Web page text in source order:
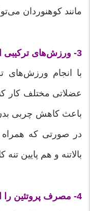
مانند کوهنوردان
3- ورزش‌های ترکیبی انجام دهید
با انجام ورزش‌های
عضلاتی مختلف کار
باعث کاهش چربی
در صورتی که همراه
بالاتنه و هم پایین تنه
4- مصرف پروتئین را افزایش دهید